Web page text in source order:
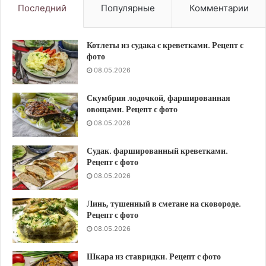
Последний Популярные Комментарии
Котлеты из судака с креветками. Рецепт с
фото
08.05.2026
Скумбрия лодочкой, фаршированная
овощами. Рецепт с фото
08.05.2026
Судак. фаршированный креветками.
Рецепт с фото
08.05.2026
Линь, тушенный в сметане на сковороде.
Рецепт с фото
08.05.2026
Шкара из ставридки. Рецепт с фото